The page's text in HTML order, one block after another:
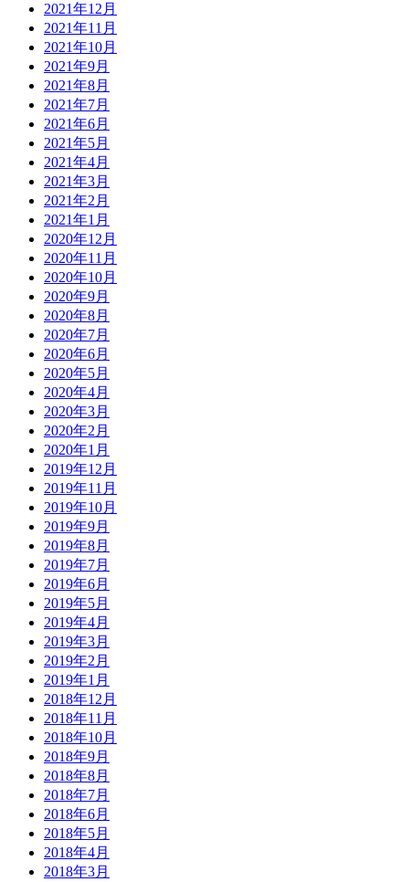
2021年12月
2021年11月
2021年10月
2021年9月
2021年8月
2021年7月
2021年6月
2021年5月
2021年4月
2021年3月
2021年2月
2021年1月
2020年12月
2020年11月
2020年10月
2020年9月
2020年8月
2020年7月
2020年6月
2020年5月
2020年4月
2020年3月
2020年2月
2020年1月
2019年12月
2019年11月
2019年10月
2019年9月
2019年8月
2019年7月
2019年6月
2019年5月
2019年4月
2019年3月
2019年2月
2019年1月
2018年12月
2018年11月
2018年10月
2018年9月
2018年8月
2018年7月
2018年6月
2018年5月
2018年4月
2018年3月